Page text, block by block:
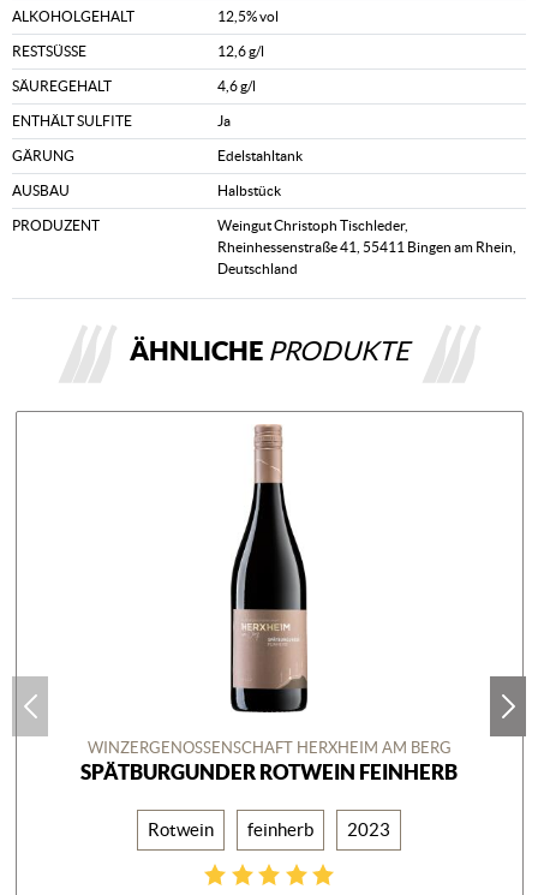
ALKOHOLGEHALT 12,5% vol
RESTSÜSSE 12,6 g/l
SÄUREGEHALT 4,6 g/l
ENTHÄLT SULFITE Ja
GÄRUNG Edelstahltank
AUSBAU Halbstück
PRODUZENT
Weingut Christoph Tischleder,
Rheinhessenstraße 41, 55411 Bingen am Rhein,
Deutschland
ÄHNLICHE PRODUKTE
WINZERGENOSSENSCHAFT HERXHEIM AM BERG
SPÄTBURGUNDER ROTWEIN FEINHERB
Rotwein feinherb 2023